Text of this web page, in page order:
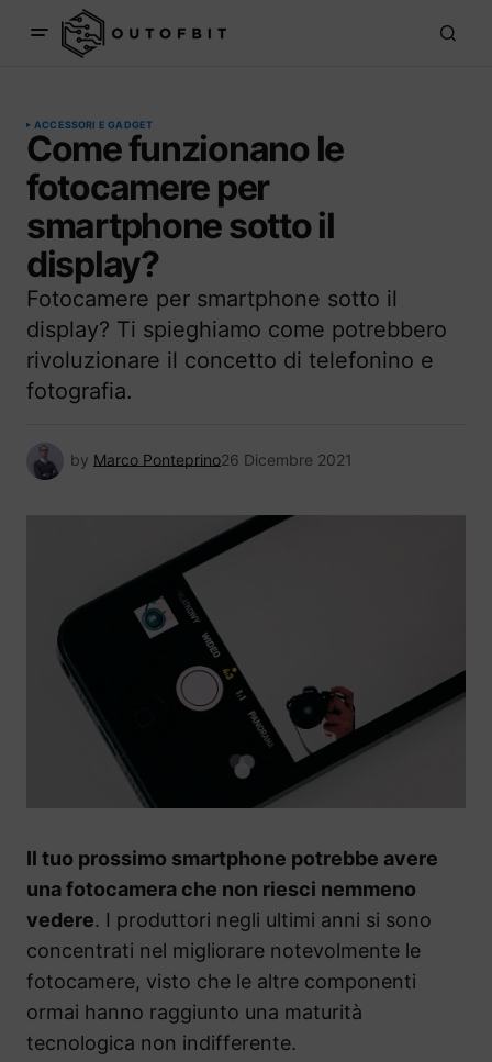
ACCESSORI E GADGET
Come funzionano le
fotocamere per
smartphone sotto il
display?
Fotocamere per smartphone sotto il
display? Ti spieghiamo come potrebbero
rivoluzionare il concetto di telefonino e
fotografia.
by Marco Ponteprino26 Dicembre 2021
Il tuo prossimo smartphone potrebbe avere
una fotocamera che non riesci nemmeno
vedere. I produttori negli ultimi anni si sono
concentrati nel migliorare notevolmente le
fotocamere, visto che le altre componenti
ormai hanno raggiunto una maturità
tecnologica non indifferente.